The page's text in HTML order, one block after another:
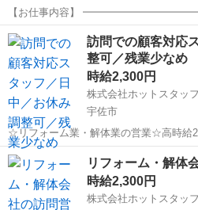
【お仕事内容】
津オフィスの管理者候補(人材コーディネーター)。 大
福岡エリアを担当し、社員のサポートか
業務をお任せします。 裁量を...
大分 宇佐市 営業
訪問での顧客対応
整可／残業少なめ
時給2,300円
株式会社ホットスタッ
宇佐市
☆リフォーム業・解体業の営業☆高時給
／未経験OK／平日2日間希望休を選べる 【仕事内容】 —————☆お
仕事内容☆————— 各地域を周ってリフォームや解体などの 訪問販
売・訪問営業をしてい...
大分
リフォーム・解体
時給2,300円
株式会社ホットスタッ